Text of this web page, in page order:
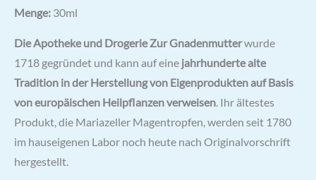
Menge: 30ml
Die Apotheke und Drogerie Zur Gnadenmutterwurde
1718 gegründet und kann auf eine jahrhunderte alte
Tradition in der Herstellung von Eigenprodukten auf Basis
von europäischen Heilpflanzen verweisen. Ihr ältestes
Produkt, die Mariazeller Magentropfen, werden seit 1780
im hauseigenen Labor noch heute nach Originalvorschrift
hergestellt.